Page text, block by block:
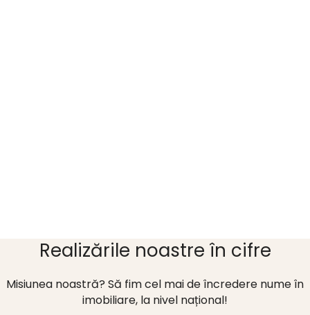
Realizările noastre în cifre
Misiunea noastră? Să fim cel mai de încredere nume în
imobiliare, la nivel național!